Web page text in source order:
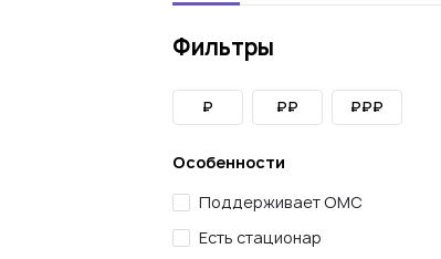
Фильтры
₽ ₽₽ ₽₽₽
Особенности
Поддерживает ОМС
Есть стационар